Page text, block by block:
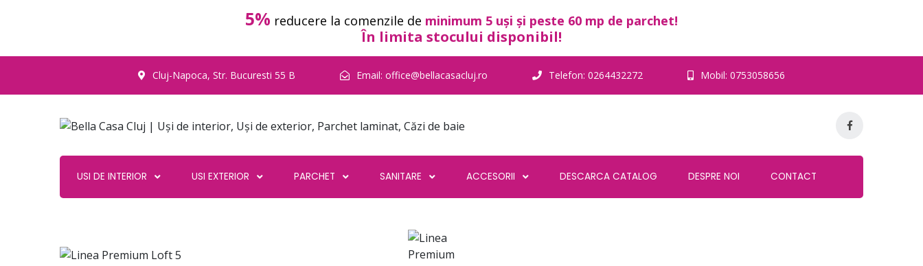
5% reducere la comenzile de minimum 5 uși și peste 60 mp de parchet!
În limita stocului disponibil!
Cluj-Napoca, Str. Bucuresti 55 B Email: office@bellacasacluj.ro Telefon: 0264432272 Mobil: 0753058656
USI DE INTERIOR USI EXTERIOR PARCHET SANITARE ACCESORII DESCARCA CATALOG DESPRE NOI CONTACT